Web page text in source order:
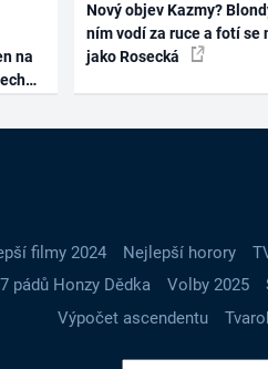
na
Nový objev Kazmy?
ním vodí za ruce a fotí se
jako Rosecká
filmy 2024 Nejlepší horory
7 pádů Honzy Dědka Volby 2025
Výpočet ascendentu